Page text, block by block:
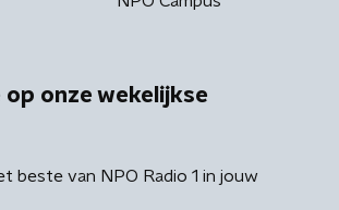
op onze wekelijkse
beste van NPO Radio 1 in jouw